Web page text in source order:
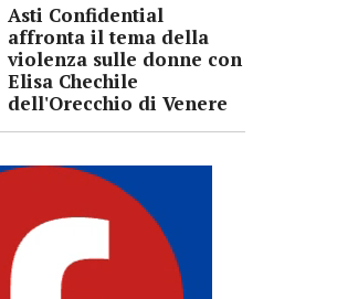
Asti Confidential
affronta il tema della
violenza sulle donne con
Elisa Chechile
dell'Orecchio di Venere